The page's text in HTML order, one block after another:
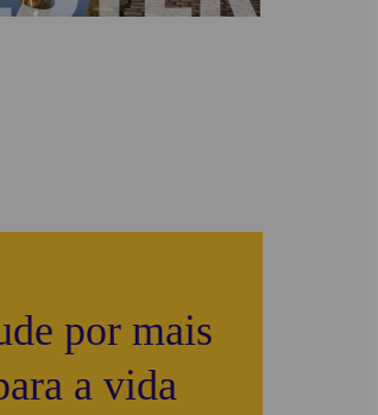
por mais
a vida